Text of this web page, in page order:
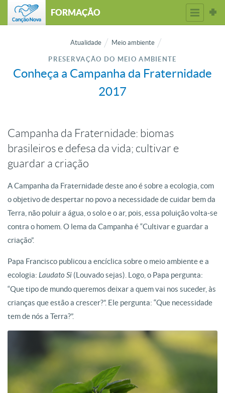
FORMAÇÃO
Atualidade Meio ambiente
PRESERVAÇÃO DO MEIO AMBIENTE
Conheça a Campanha da Fraternidade
2017
Campanha da Fraternidade: biomas
brasileiros e defesa da vida; cultivar e
guardar a criação
A Campanha da Fraternidade deste ano é sobre a ecologia, com
o objetivo de despertar no povo a necessidade de cuidar bem da
Terra, não poluir a água, o solo e o ar, pois, essa poluição volta-se
contra o homem. O lema da Campanha é “Cultivar e guardar a
criação”.
Papa Francisco publicou a encíclica sobre o meio ambiente e a
ecologia: Laudato Si (Louvado sejas). Logo, o Papa pergunta:
“Que tipo de mundo queremos deixar a quem vai nos suceder, às
crianças que estão a crescer?”. Ele pergunta: “Que necessidade
tem de nós a Terra?”.